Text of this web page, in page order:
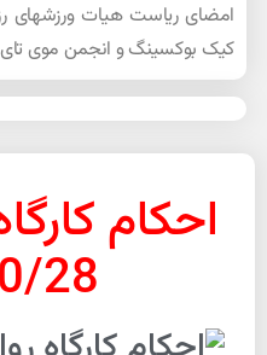
امضای ریاست هیات ورزشهای
کیک بوکسینگ و انجمن موی تای
احکام
28